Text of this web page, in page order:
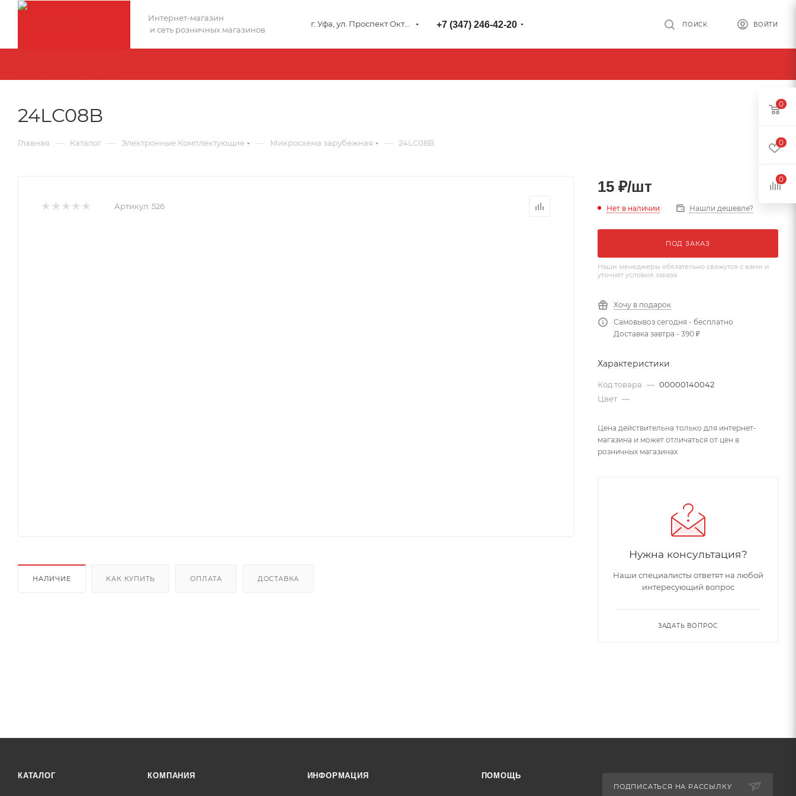
Интернет-магазин
и сеть розничных магазинов
+7 (347) 246-42-20 ВОЙТИ
ПОИСК
24LC08B
Главная — Каталог — Электронные Комплектующие — Микросхема зарубежная — 24LC08B
Артикул: 526
НАЛИЧИЕ КАК КУПИТЬ ОПЛАТА ДОСТАВКА
15 ₽/шт
Нет в наличии Нашли дешевле?
ПОД ЗАКАЗ
Наши менеджеры обязательно свяжутся с вами и
уточнят условия заказа
Хочу в подарок
Самовывоз сегодня - бесплатно
Доставка завтра - 390 ₽
Характеристики
Код товара — 00000140042
Цвет —
Цена действительна только для интернет-
магазина и может отличаться от цен в
розничных магазинах
Нужна консультация?
Наши специалисты ответят на любой
интересующий вопрос
ЗАДАТЬ ВОПРОС
КАТАЛОГ КОМПАНИЯ ИНФОРМАЦИЯ ПОМОЩЬ
ПОДПИСАТЬСЯ НА РАССЫЛКУ
0
0
0